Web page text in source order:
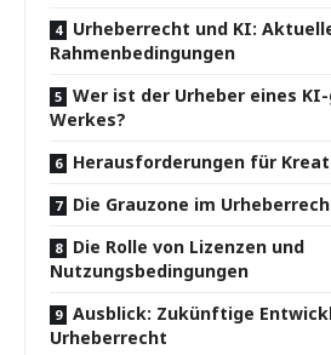
Urheberrecht und KI:
Rahmenbedingungen
Wer ist der Urheber eines
Werkes?
Herausforderungen für
Die Grauzone im
Die Rolle von Lizenzen und
Nutzungsbedingungen
Ausblick: Zukünftige
Urheberrecht